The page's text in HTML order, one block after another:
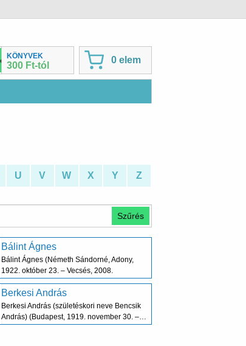
KÖNYVEK
300 Ft-tól
0 elem
U V W X Y Z
Bálint Ágnes
Bálint Ágnes (Németh Sándorné, Adony,
1922. október 23. – Vecsés, 2008.
Berkesi András
Berkesi András (születéskori neve Bencsik
András) (Budapest, 1919. november 30. –
Budapest, 1997.